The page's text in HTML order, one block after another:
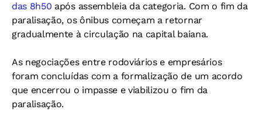
das 8h50 após assembleia da categoria. Com o fim da
paralisação, os ônibus começam a retornar
gradualmente à circulação na capital baiana.
As negociações entre rodoviários e empresários
foram concluídas com a formalização de um acordo
que encerrou o impasse e viabilizou o fim da
paralisação.